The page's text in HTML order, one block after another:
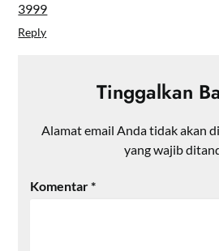
3999
Reply
Tinggalkan
Alamat email Anda tidak akan
yang wajib
Komentar*